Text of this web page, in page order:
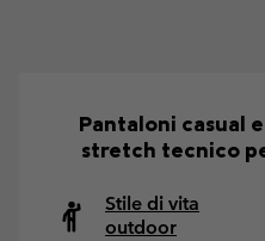
Pantaloni casual
stretch tecnico
Stile di vita
outdoor